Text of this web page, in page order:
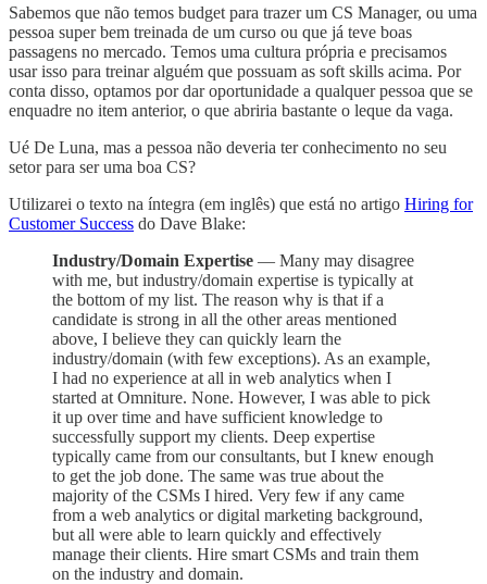
Sabemos que não temos budget para trazer um CS Manager, ou uma
pessoa super bem treinada de um curso ou que já teve boas
passagens no mercado. Temos uma cultura própria e precisamos
usar isso para treinar alguém que possuam as soft skills acima. Por
conta disso, optamos por dar oportunidade a qualquer pessoa que se
enquadre no item anterior, o que abriria bastante o leque da vaga.
Ué De Luna, mas a pessoa não deveria ter conhecimento no seu
setor para ser uma boa CS?
Utilizarei o texto na íntegra (em inglês) que está no artigo Hiring for
Customer Success do Dave Blake:
Industry/Domain Expertise — Many may disagree
with me, but industry/domain expertise is typically at
the bottom of my list. The reason why is that if a
candidate is strong in all the other areas mentioned
above, I believe they can quickly learn the
industry/domain (with few exceptions). As an example,
I had no experience at all in web analytics when I
started at Omniture. None. However, I was able to pick
it up over time and have sufficient knowledge to
successfully support my clients. Deep expertise
typically came from our consultants, but I knew enough
to get the job done. The same was true about the
majority of the CSMs I hired. Very few if any came
from a web analytics or digital marketing background,
but all were able to learn quickly and effectively
manage their clients. Hire smart CSMs and train them
on the industry and domain.